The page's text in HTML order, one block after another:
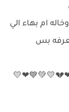
ام بهاء الي
بس